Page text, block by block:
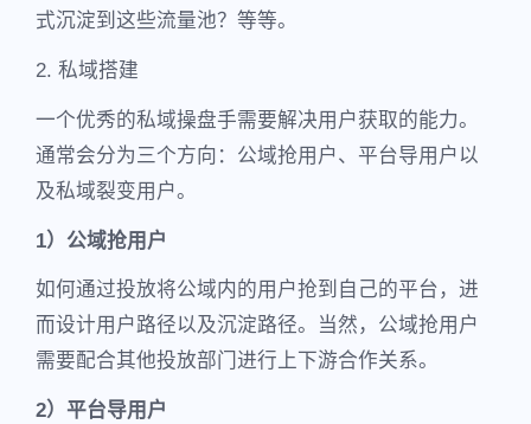
式沉淀到这些流量池？等等。
2. 私域搭建
一个优秀的私域操盘手需要解决用户获取的能力。
通常会分为三个方向：公域抢用户、平台导用户以
及私域裂变用户。
1）公域抢用户
如何通过投放将公域内的用户抢到自己的平台，进
而设计用户路径以及沉淀路径。当然，公域抢用户
需要配合其他投放部门进行上下游合作关系。
2）平台导用户